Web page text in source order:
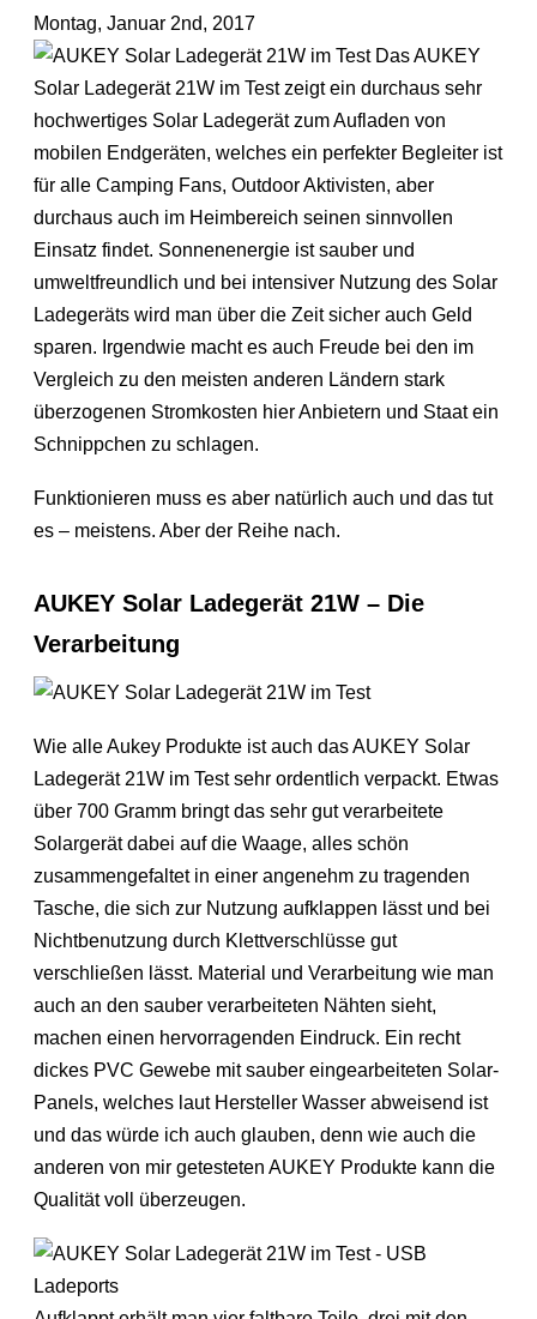
Montag, Januar 2nd, 2017
Das AUKEY
Solar Ladegerät 21W im Test zeigt ein durchaus sehr
hochwertiges Solar Ladegerät zum Aufladen von
mobilen Endgeräten, welches ein perfekter Begleiter ist
für alle Camping Fans, Outdoor Aktivisten, aber
durchaus auch im Heimbereich seinen sinnvollen
Einsatz findet. Sonnenenergie ist sauber und
umweltfreundlich und bei intensiver Nutzung des Solar
Ladegeräts wird man über die Zeit sicher auch Geld
sparen. Irgendwie macht es auch Freude bei den im
Vergleich zu den meisten anderen Ländern stark
überzogenen Stromkosten hier Anbietern und Staat ein
Schnippchen zu schlagen.
Funktionieren muss es aber natürlich auch und das tut
es – meistens. Aber der Reihe nach.
AUKEY Solar Ladegerät 21W – Die
Verarbeitung
Wie alle Aukey Produkte ist auch das AUKEY Solar
Ladegerät 21W im Test sehr ordentlich verpackt. Etwas
über 700 Gramm bringt das sehr gut verarbeitete
Solargerät dabei auf die Waage, alles schön
zusammengefaltet in einer angenehm zu tragenden
Tasche, die sich zur Nutzung aufklappen lässt und bei
Nichtbenutzung durch Klettverschlüsse gut
verschließen lässt. Material und Verarbeitung wie man
auch an den sauber verarbeiteten Nähten sieht,
machen einen hervorragenden Eindruck. Ein recht
dickes PVC Gewebe mit sauber eingearbeiteten Solar-
Panels, welches laut Hersteller Wasser abweisend ist
und das würde ich auch glauben, denn wie auch die
anderen von mir getesteten AUKEY Produkte kann die
Qualität voll überzeugen.